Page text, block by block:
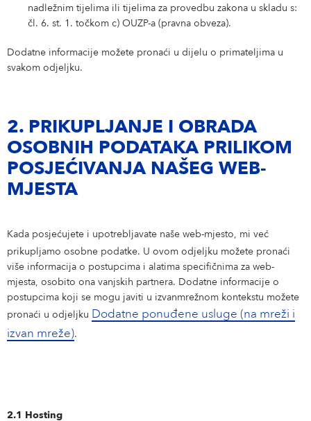
nadležnim tijelima ili tijelima za provedbu zakona u skladu s:
čl. 6. st. 1. točkom c) OUZP-a (pravna obveza).
Dodatne informacije možete pronaći u dijelu o primateljima u
svakom odjeljku.
2. PRIKUPLJANJE I OBRADA
OSOBNIH PODATAKA PRILIKOM
POSJEĆIVANJA NAŠEG WEB-
MJESTA
Kada posjećujete i upotrebljavate naše web-mjesto, mi već
prikupljamo osobne podatke. U ovom odjeljku možete pronaći
više informacija o postupcima i alatima specifičnima za web-
mjesta, osobito ona vanjskih partnera. Dodatne informacije o
postupcima koji se mogu javiti u izvanmrežnom kontekstu možete
pronaći u odjeljku Dodatne ponuđene usluge (na mreži i
izvan mreže).
2.1 Hosting